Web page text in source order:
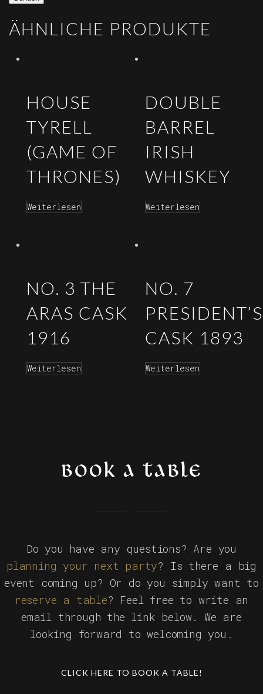
ÄHNLICHE PRODUKTE
HOUSE
TYRELL
(GAME OF
THRONES)
Weiterlesen
DOUBLE
BARREL
IRISH
WHISKEY
Weiterlesen
NO. 3 THE
ARAS CASK
1916
Weiterlesen
NO. 7
PRESIDENT’S
CASK 1893
Weiterlesen
BOOK A TABLE
Do you have any questions? Are you
planning your next party? Is there a big
event coming up? Or do you simply want to
reserve a table? Feel free to write an
email through the link below. We are
looking forward to welcoming you.
CLICK HERE TO BOOK A TABLE!